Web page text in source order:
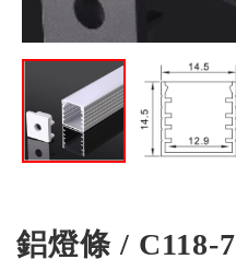
鋁燈條 / C118-7